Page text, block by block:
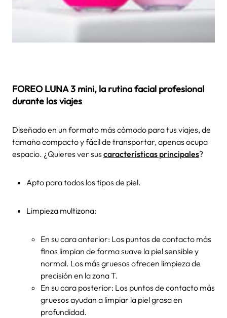
FOREO LUNA 3 mini, la rutina facial profesional
durante los viajes
Diseñado en un formato más cómodo para tus viajes, de
tamaño compacto y fácil de transportar, apenas ocupa
espacio. ¿Quieres ver sus características principales?
Apto para todos los tipos de piel.
Limpieza multizona:
En su cara anterior: Los puntos de contacto más
finos limpian de forma suave la piel sensible y
normal. Los más gruesos ofrecen limpieza de
precisión en la zona T.
En su cara posterior: Los puntos de contacto más
gruesos ayudan a limpiar la piel grasa en
profundidad.